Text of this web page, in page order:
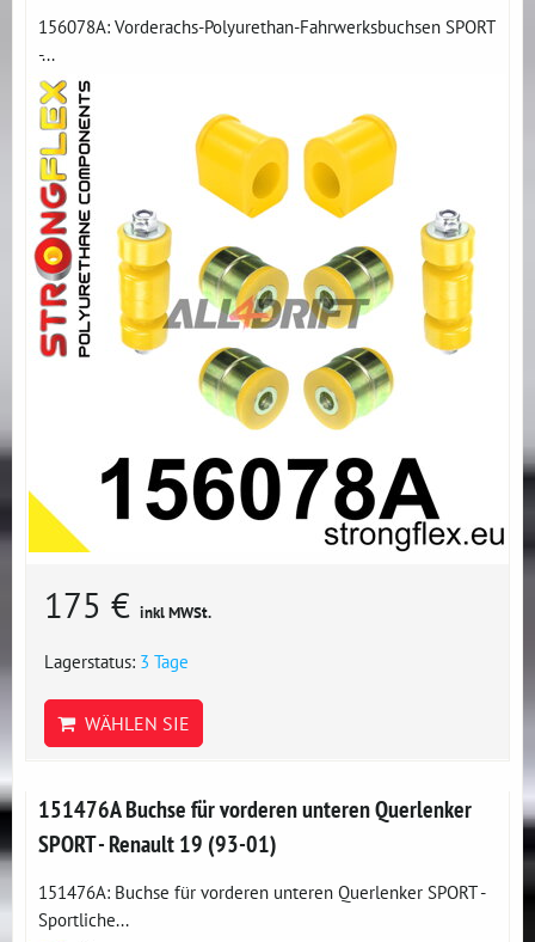
156078A: Vorderachs-Polyurethan-Fahrwerksbuchsen SPORT
-...
175 € inkl MWSt.
Lagerstatus: 3 Tage
WÄHLEN SIE
151476A Buchse für vorderen unteren Querlenker
SPORT - Renault 19 (93-01)
151476A: Buchse für vorderen unteren Querlenker SPORT -
Sportliche...